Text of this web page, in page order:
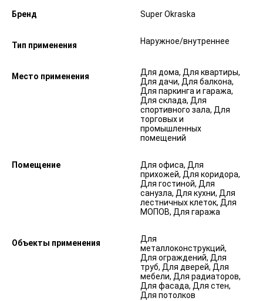
Бренд Super Okraska
Тип применения Наружное/внутреннее
Место применения
Для дома, Для квартиры,
Для дачи, Для балкона,
Для паркинга и гаража,
Для склада, Для
спортивного зала, Для
торговых и
промышленных
помещений
Помещение
Для офиса, Для
прихожей, Для коридора,
Для гостиной, Для
санузла, Для кухни, Для
лестничных клеток, Для
МОПОВ, Для гаража
Объекты применения
Для
металлоконструкций,
Для ограждений, Для
труб, Для дверей, Для
мебели, Для радиаторов,
Для фасада, Для стен,
Для потолков